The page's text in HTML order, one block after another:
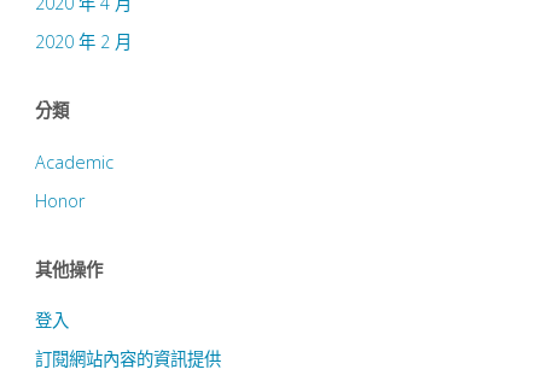
2020 年 2 月
分類
Academic
Honor
其他操作
登入
訂閱網站內容的資訊提供